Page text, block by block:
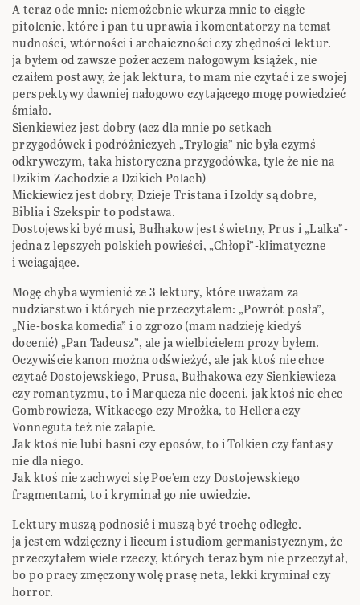
A teraz ode mnie: niemożebnie wkurza mnie to ciągłe
pitolenie, które i pan tu uprawia i komentatorzy na temat
nudności, wtórności i archaiczności czy zbędności lektur.
ja byłem od zawsze pożeraczem nałogowym książek, nie
czaiłem postawy, że jak lektura, to mam nie czytać i ze swojej
perspektywy dawniej nałogowo czytającego mogę powiedzieć
śmiało.
Sienkiewicz jest dobry (acz dla mnie po setkach
przygodówek i podróżniczych „Trylogia” nie była czymś
odkrywczym, taka historyczna przygodówka, tyle że nie na
Dzikim Zachodzie a Dzikich Polach)
Mickiewicz jest dobry, Dzieje Tristana i Izoldy są dobre,
Biblia i Szekspir to podstawa.
Dostojewski być musi, Bułhakow jest świetny, Prus i „Lalka”-
jedna z lepszych polskich powieści, „Chłopi”-klimatyczne
i wciagające.
Mogę chyba wymienić ze 3 lektury, które uważam za
nudziarstwo i których nie przeczytałem: „Powrót posła”,
„Nie-boska komedia” i o zgrozo (mam nadzieję kiedyś
docenić) „Pan Tadeusz”, ale ja wielbicielem prozy byłem.
Oczywiście kanon można odświeżyć, ale jak ktoś nie chce
czytać Dostojewskiego, Prusa, Bułhakowa czy Sienkiewicza
czy romantyzmu, to i Marqueza nie doceni, jak ktoś nie chce
Gombrowicza, Witkacego czy Mrożka, to Hellera czy
Vonneguta też nie załapie.
Jak ktoś nie lubi basni czy eposów, to i Tolkien czy fantasy
nie dla niego.
Jak ktoś nie zachwyci się Poe’em czy Dostojewskiego
fragmentami, to i kryminał go nie uwiedzie.
Lektury muszą podnosić i muszą być trochę odległe.
ja jestem wdzięczny i liceum i studiom germanistycznym, że
przeczytałem wiele rzeczy, których teraz bym nie przeczytał,
bo po pracy zmęczony wolę prasę neta, lekki kryminał czy
horror.